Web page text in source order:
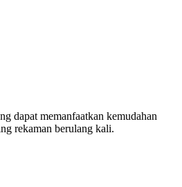
dapat memanfaatkan kemudahan
rekaman berulang kali.